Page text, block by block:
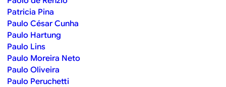
Patricia Pina
Paulo César Cunha
Paulo Hartung
Paulo Lins
Paulo Moreira Neto
Paulo Oliveira
Paulo Peruchetti